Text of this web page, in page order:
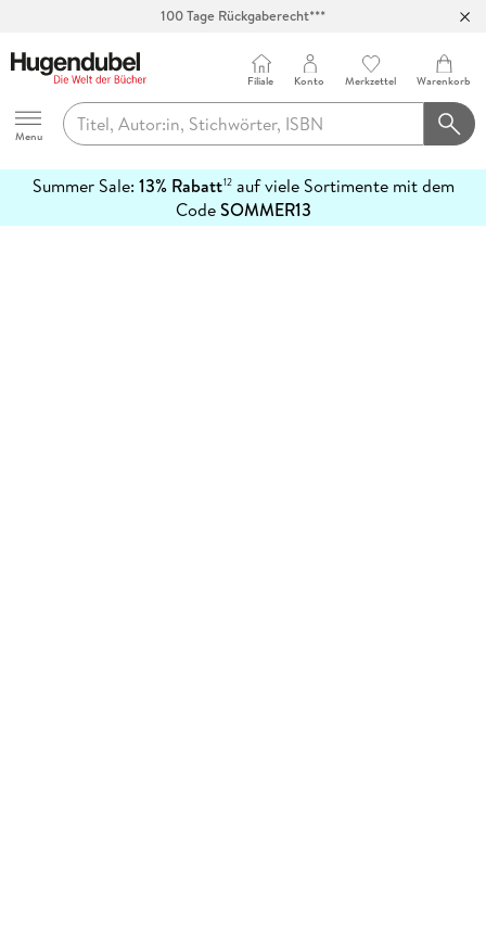
100 Tage Rückgaberecht***
Hugendubel
Menu
Filiale Konto Merkzettel Warenkorb
Summer Sale: 13% Rabatt12auf viele Sortimente mit dem
CodeSOMMER13
erfahren